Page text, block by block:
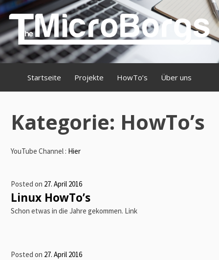
Skip
to
content
Primary
Menu
Startseite Projekte HowTo’s Über uns
Kategorie: HowTo’s
YouTube Channel : Hier
Posted on 27. April 2016
Linux HowTo’s
Schon etwas in die Jahre gekommen. Link
Posted on 27. April 2016